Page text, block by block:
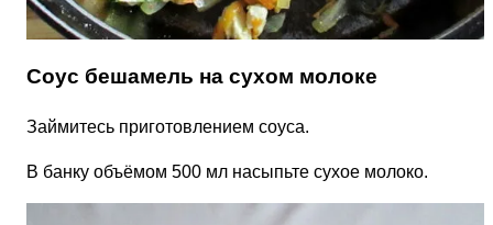
Соус бешамель на сухом молоке
Займитесь приготовлением соуса.
В банку объёмом 500 мл насыпьте сухое молоко.